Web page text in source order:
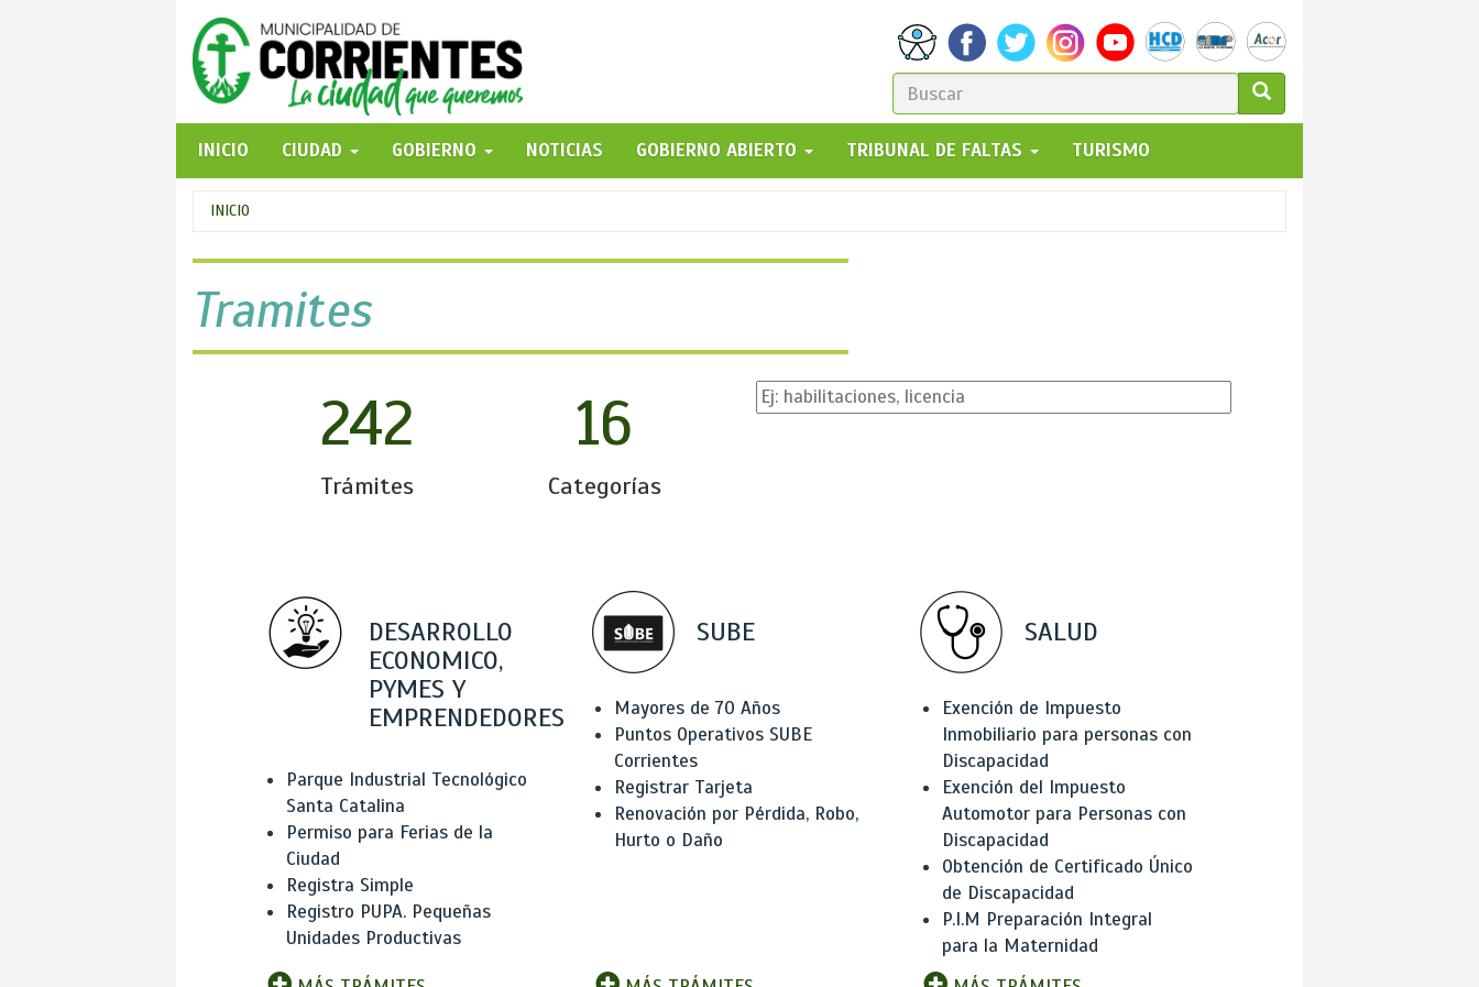
FORMULARIO
DE
BÚSQUEDA
GO!
INICIO
CIUDAD GOBIERNO NOTICIAS GOBIERNO ABIERTO TRIBUNAL DE FALTAS TURISMO
Se
encuentra
usted
aquí
INICIO
Tramites
242
Trámites
16
Categorías
DESARROLLO
ECONOMICO,
PYMES Y
EMPRENDEDORES
Parque Industrial Tecnológico
Santa Catalina
Permiso para Ferias de la
Ciudad
Registra Simple
Registro PUPA. Pequeñas
Unidades Productivas
SUBE
Mayores de 70 Años
Puntos Operativos SUBE
Corrientes
Registrar Tarjeta
Renovación por Pérdida, Robo,
Hurto o Daño
SALUD
Exención de Impuesto
Inmobiliario para personas con
Discapacidad
Exención del Impuesto
Automotor para Personas con
Discapacidad
Obtención de Certificado Único
de Discapacidad
P.I.M Preparación Integral
para la Maternidad